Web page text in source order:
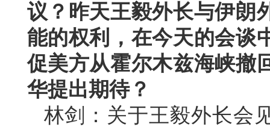
议？昨天王毅外长与伊朗
能的权利，在今天的会谈
促美方从霍尔木兹海峡撤
华提出期待？
林剑：关于王毅外长会